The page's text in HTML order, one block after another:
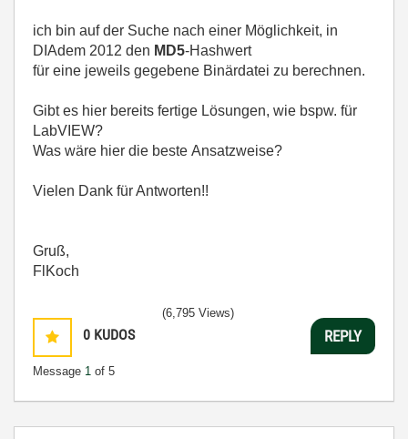
ich bin auf der Suche nach einer Möglichkeit, in
DIAdem 2012 den MD5-Hashwert
für eine jeweils gegebene Binärdatei zu berechnen.
Gibt es hier bereits fertige Lösungen, wie bspw. für
LabVIEW?
Was wäre hier die beste Ansatzweise?
Vielen Dank für Antworten!!
Gruß,
FlKoch
0 KUDOS
Message 1 of 5
(6,795 Views)
REPLY